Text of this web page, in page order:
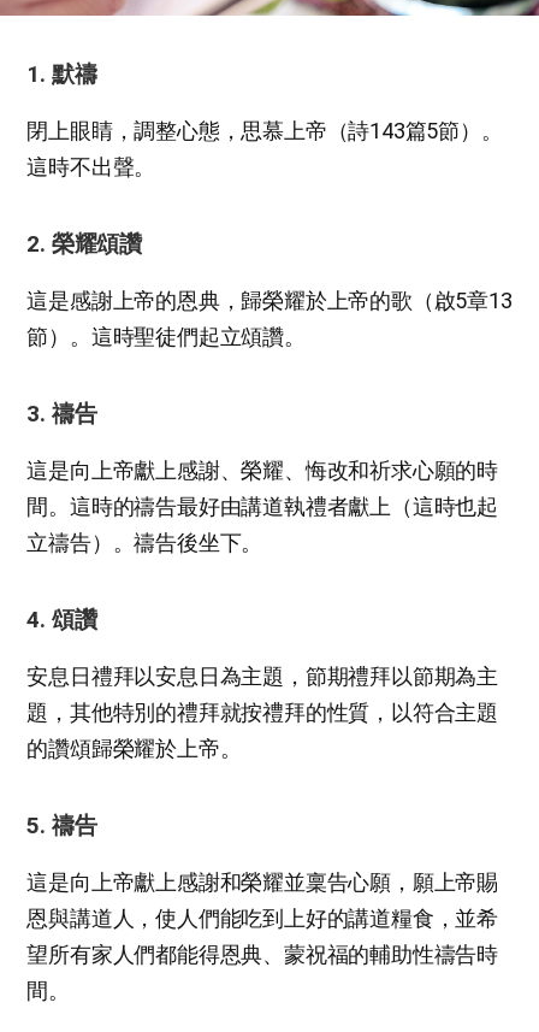
1. 默禱
閉上眼睛，調整心態，思慕上帝（詩143篇5節）。
這時不出聲。
2. 榮耀頌讚
這是感謝上帝的恩典，歸榮耀於上帝的歌（啟5章13
節）。這時聖徒們起立頌讚。
3. 禱告
這是向上帝獻上感謝、榮耀、悔改和祈求心願的時
間。這時的禱告最好由講道執禮者獻上（這時也起
立禱告）。禱告後坐下。
​4. 頌讚
安息日禮拜以安息日為主題，節期禮拜以節期為主
題，其他特別的禮拜就按禮拜的性質，以符合主題
的讚頌歸榮耀於上帝。
5. 禱告
這是向上帝獻上感謝和榮耀並稟告心願，願上帝賜
恩與講道人，使人們能吃到上好的講道糧食，並希
望所有家人們都能得恩典、蒙祝福的輔助性禱告時
間。